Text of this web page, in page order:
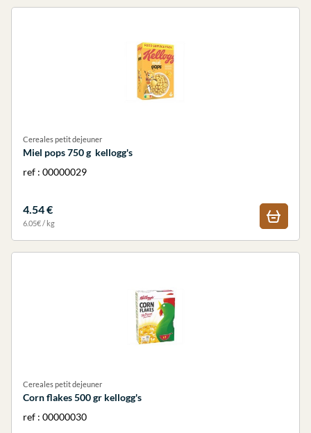
Cereales petit dejeuner
Miel pops 750 g kellogg's
ref : 00000029
4.54 €
6.05€ / kg
Cereales petit dejeuner
Corn flakes 500 gr kellogg's
ref : 00000030